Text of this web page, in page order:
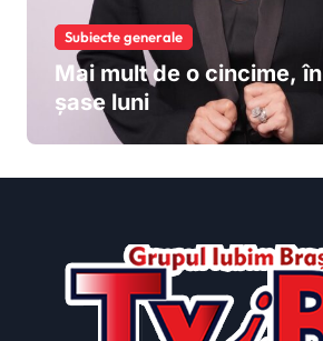
Subiecte generale
Mai mult de o cincime, în
șase luni